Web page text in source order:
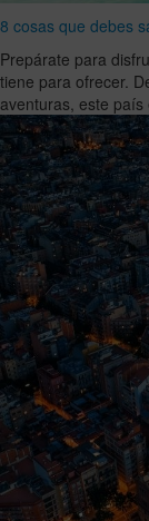
8 cosas que debes
Prepárate para
tiene para ofrecer.
aventuras, este